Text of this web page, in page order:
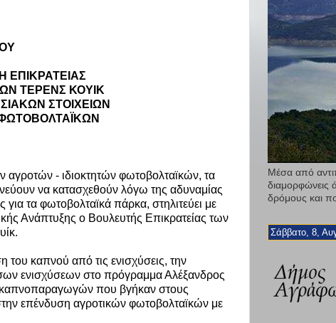
ΕΠΙΚΡΑΤΕΙΑΣ
ΤΕΡΕΝΣ ΚΟΥΙΚ
ΣΤΟΙΧΕΙΩΝ
αγροτών - ιδιοκτητών φωτοβολταϊκών, τα
να κατασχεθούν λόγω της αδυναμίας
τα φωτοβολταϊκά πάρκα, στηλιτεύει με
Ανάπτυξης ο Βουλευτής Επικρατείας των
καπνού από τις ενισχύσεις, την
ενισχύσεων στο πρόγραμμα Αλέξανδρος
καπνοπαραγωγών που βγήκαν στους
επένδυση αγροτικών φωτοβολταϊκών με
Μέσα από
διαμορφώνεις
δρόμους και
Σάββατο, 8,